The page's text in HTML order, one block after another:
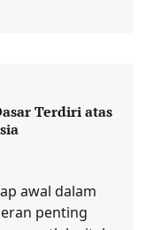
Terdiri atas
awal dalam
penting